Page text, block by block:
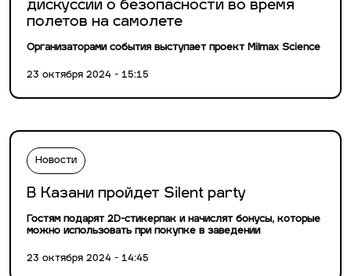
дискуссии о безопасности во время
полетов на самолете
Организаторами события выступает проект Milmax Science
23 октября 2024 - 15:15
Новости
В Казани пройдет Silent party
Гостям подарят 2D-стикерпак и начислят бонусы, которые
можно использовать при покупке в заведении
23 октября 2024 - 14:45